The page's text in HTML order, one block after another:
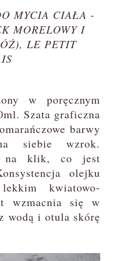
MYCIA CIAŁA -
MORELOWY I
LE PETIT
w poręcznym
Szata graficzna
barwy
siebie wzrok.
na klik, co jest
olejku
kwiatowo-
wzmacnia się w
wodą i otula skórę